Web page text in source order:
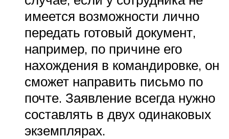
имеется возможности лично
передать готовый документ,
например, по причине его
нахождения в командировке, он
сможет направить письмо по
почте. Заявление всегда нужно
составлять в двух одинаковых
экземплярах.